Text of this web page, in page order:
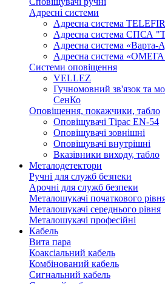
Адресні системи
Адресна система
Адресна система СПСА
Адресна система «Варта-
Адресна система
Системи оповіщення
VELLEZ
Гучномовний зв'язок та
СенКо
Оповіщення, покажчики, табло
Оповіщувачі Тірас EN-54
Оповіщувачі зовнішні
Оповіщувачі внутрішні
Вказівники виходу, табло
Металодетектори
Ручні для служб безпеки
Арочні для служб безпеки
Металошукачі початкового
Металошукачі середнього рівня
Металошукачі професійні
Кабель
Вита пара
Коаксіальний кабель
Комбінований кабель
Сигнальний кабель